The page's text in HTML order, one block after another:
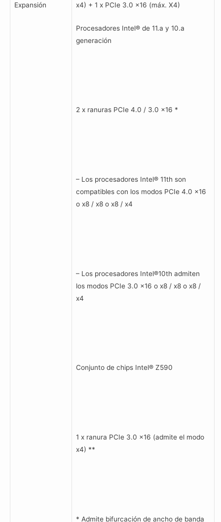
Expansión
x4) + 1 x PCIe 3.0 x16 (máx. X4)
Procesadores Intel® de 11.a y 10.a
generación
2 x ranuras PCIe 4.0 / 3.0 x16 *
– Los procesadores Intel® 11th son
compatibles con los modos PCIe 4.0 x16
o x8 / x8 o x8 / x4
– Los procesadores Intel®10th admiten
los modos PCIe 3.0 x16 o x8 / x8 o x8 /
x4
Conjunto de chips Intel® Z590
1 x ranura PCIe 3.0 x16 (admite el modo
x4) **
* Admite bifurcación de ancho de banda